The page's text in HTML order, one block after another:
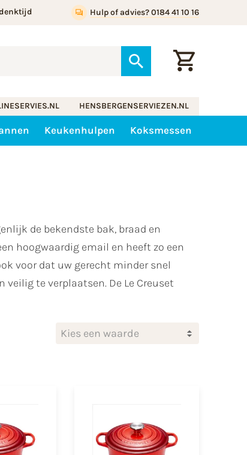
Hulp of advies? 0184 41 10 16
HENSBERGENSERVIEZEN.NL
Keukenhulpen Koksmessen
de bekendste bak, braad en
hoogwaardig email en heeft zo een
voor dat uw gerecht minder snel
te verplaatsen. De Le Creuset
Kies een waarde